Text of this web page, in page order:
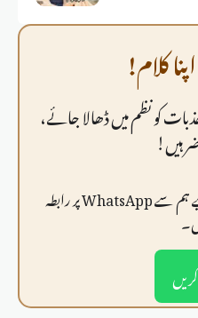
کلام!
کو نظم میں ڈھالا جائے،
ہیں!
💌 فرمايشی کلام لکھوانے کے لیے ہم سے WhatsApp پر رابطہ